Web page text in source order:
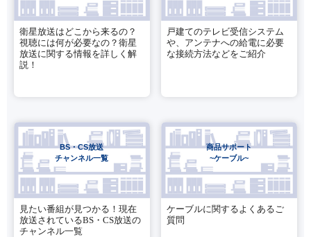
衛星放送はどこから来るの？
視聴には何が必要なの？衛星
放送に関する情報を詳しく解
説！
戸建てのテレビ受信システム
や、アンテナへの給電に必要
な接続方法などをご紹介
BS・CS放送
チャンネル一覧
見たい番組が見つかる！現在
放送されているBS・CS放送の
チャンネル一覧
商品サポート
~ケーブル~
ケーブルに関するよくあるご
質問